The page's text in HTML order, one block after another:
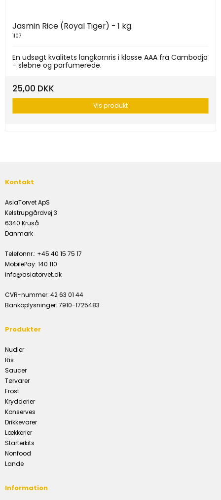
Jasmin Rice (Royal Tiger) - 1 kg.
1107
En udsøgt kvalitets langkornris i klasse AAA fra Cambodja
- slebne og parfumerede.
25,00 DKK
Vis produkt
Kontakt
AsiaTorvet ApS
Kelstrupgårdvej 3
6340 Kruså
Danmark
Telefonnr.: +45 40 15 75 17
MobilePay: 140 110
info@asiatorvet.dk
CVR-nummer: 42 63 01 44
Bankoplysninger: 7910-1725483
Produkter
Nudler
Ris
Saucer
Tørvarer
Frost
Krydderier
Konserves
Drikkevarer
Lækkerier
Starterkits
Nonfood
Lande
Information